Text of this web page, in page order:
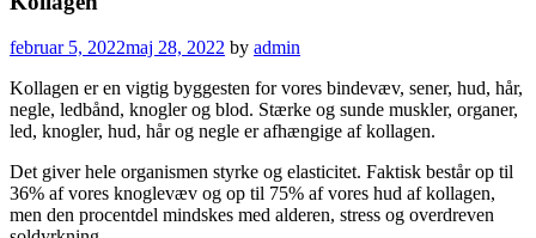
februar 5, 2022maj 28, 2022 by admin
Kollagen er en vigtig byggesten for vores bindevæv, sener, hud, hår,
negle, ledbånd, knogler og blod. Stærke og sunde muskler, organer,
led, knogler, hud, hår og negle er afhængige af kollagen.
Det giver hele organismen styrke og elasticitet. Faktisk består op til
36% af vores knoglevæv og op til 75% af vores hud af kollagen,
men den procentdel mindskes med alderen, stress og overdreven